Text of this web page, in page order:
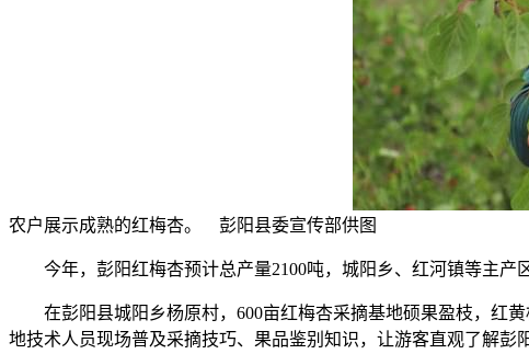
农户展示成熟的红梅杏。 彭阳县委宣传部供图
今年，彭阳红梅杏预计总产量2100吨，城阳乡、红河镇等主产
在彭阳县城阳乡杨原村，600亩红梅杏采摘基地硕果盈枝，红黄
地技术人员现场普及采摘技巧、果品鉴别知识，让游客直观了解